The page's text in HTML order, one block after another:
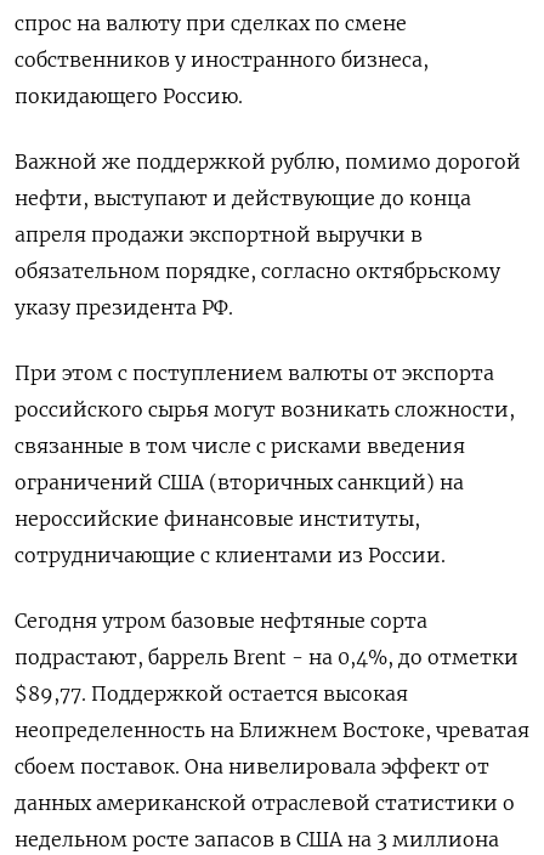
спрос на валюту при сделках по смене
собственников у иностранного бизнеса,
покидающего Россию.
Важной же поддержкой рублю, помимо дорогой
нефти, выступают и действующие до конца
апреля продажи экспортной выручки в
обязательном порядке, согласно октябрьскому
указу президента РФ.
При этом с поступлением валюты от экспорта
российского сырья могут возникать сложности,
связанные в том числе с рисками введения
ограничений США (вторичных санкций) на
нероссийские финансовые институты,
сотрудничающие с клиентами из России.
Сегодня утром базовые нефтяные сорта
подрастают, баррель Brent - на 0,4%, до отметки
$89,77. Поддержкой остается высокая
неопределенность на Ближнем Востоке, чреватая
сбоем поставок. Она нивелировала эффект от
данных американской отраслевой статистики о
недельном росте запасов в США на 3 миллиона